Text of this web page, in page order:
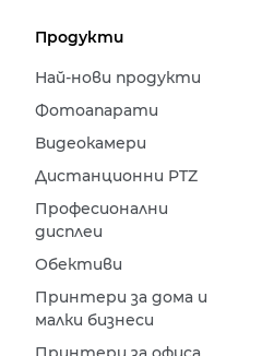
Продукти
Най-нови продукти
Фотоапарати
Видеокамери
Дистанционни PTZ
Професионални
дисплеи
Обективи
Принтери за дома и
малки бизнеси